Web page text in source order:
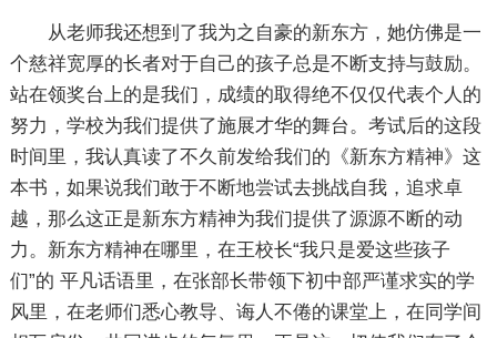
从老师我还想到了我为之自豪的新东方，她仿佛是一
个慈祥宽厚的长者对于自己的孩子总是不断支持与鼓励。
站在领奖台上的是我们，成绩的取得绝不仅仅代表个人的
努力，学校为我们提供了施展才华的舞台。考试后的这段
时间里，我认真读了不久前发给我们的《新东方精神》这
本书，如果说我们敢于不断地尝试去挑战自我，追求卓
越，那么这正是新东方精神为我们提供了源源不断的动
力。新东方精神在哪里，在王校长“我只是爱这些孩子
们”的 平凡话语里，在张部长带领下初中部严谨求实的学
风里，在老师们悉心教导、诲人不倦的课堂上，在同学间